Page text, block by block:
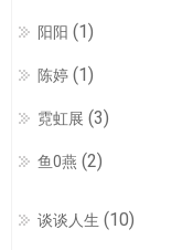
阳阳 (1)
陈婷 (1)
霓虹展 (3)
鱼0燕 (2)
谈谈人生 (10)